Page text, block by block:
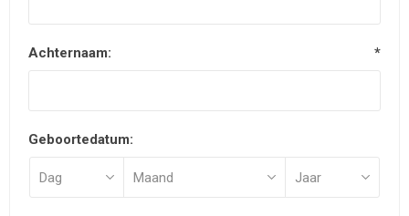
Achternaam: *
Geboortedatum: